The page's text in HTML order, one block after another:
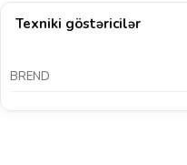
Texniki göstəricilər
BREND